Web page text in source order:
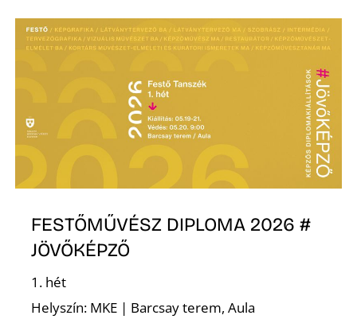
FESTŐMŰVÉSZ DIPLOMA 2026 #
JÖVŐKÉPZŐ
1. hét
Helyszín: MKE | Barcsay terem, Aula